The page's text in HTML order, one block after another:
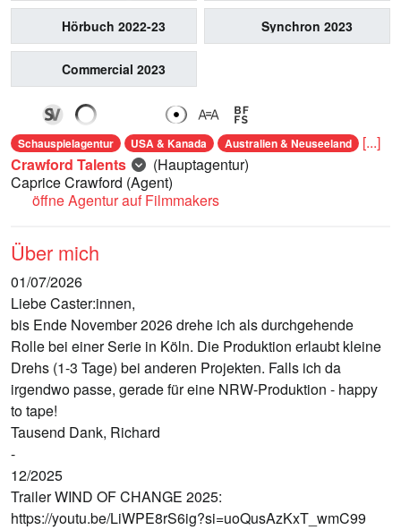
Hörbuch 2022-23
Synchron 2023
Commercial 2023
Schauspielagentur USA & Kanada Australien & Neuseeland
[...]
Crawford Talents
(Hauptagentur)
Caprice Crawford (Agent)
öffne Agentur auf Filmmakers
Über mich
01/07/2026
Liebe Caster:innen,
bis Ende November 2026 drehe ich als durchgehende
Rolle bei einer Serie in Köln. Die Produktion erlaubt kleine
Drehs (1-3 Tage) bei anderen Projekten. Falls ich da
irgendwo passe, gerade für eine NRW-Produktion - happy
to tape!
Tausend Dank, Richard
-
12/2025
Trailer WIND OF CHANGE 2025:
https://youtu.be/LiWPE8rS6ig?si=uoQusAzKxT_wmC99